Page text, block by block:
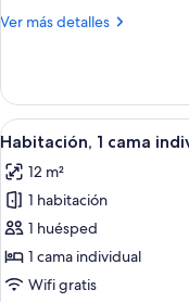
individuales,
Ver más detalles
Más
2
camas
individuales,
Abrir
todas
las
fotos
de
Habitación,
1
6
Habitación, 1 cama
12 m²
1 habitación
1 huésped
1 cama individual
Wifi gratis